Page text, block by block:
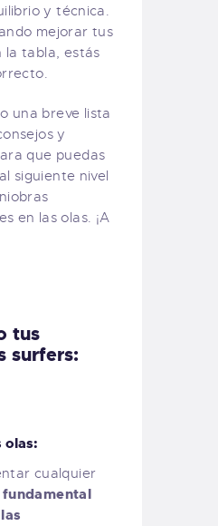
y técnica.
mejorar tus
la tabla, estás
una breve lista
y
que puedas
siguiente nivel
en las olas. ¡A
tus
surfers:
olas:
cualquier
fundamental